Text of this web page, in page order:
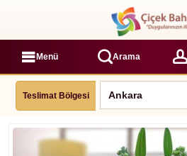
Menü Arama
Teslimat Bölgesi